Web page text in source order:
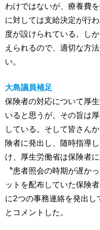
わけではないが、療養費
に対しては支給決定が行
度が設けられている。し
えられるので、適切な方
い。
大島議員補足
保険者の対応について厚
いると思うが、その旨は
している。そして皆さん
険者に発出し、随時指導
け、厚生労働省は保険者
〝患者照会の時期が遅か
ットを配布していた保険
に2つの事務連絡を発出し
とコメントした。